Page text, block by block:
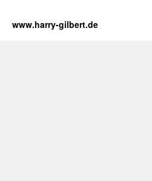
www.harry-gilbert.de